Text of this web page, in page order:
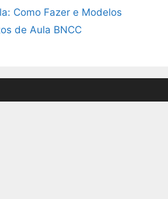
Como Fazer e Modelos
de Aula BNCC